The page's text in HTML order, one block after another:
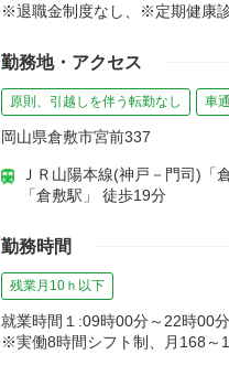
※退職金制度なし、※定期健康
勤務地・アクセス
原則、引越しを伴う転勤なし 車
岡山県倉敷市宮前337
ＪＲ山陽本線(神戸－門司)「
「倉敷駅」 徒歩19分
勤務時間
残業月10ｈ以下
就業時間１:09時00分～22時00分
※実働8時間シフト制、月168～